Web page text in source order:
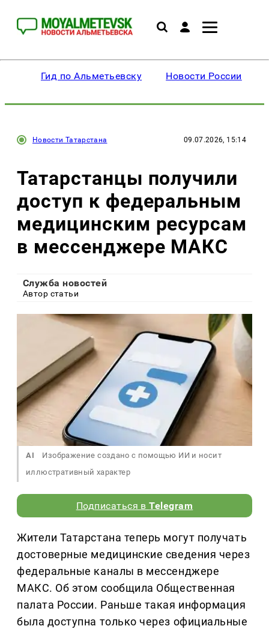
Гид по Альметьевску Новости России
Новости Татарстана 09.07.2026, 15:14
Татарстанцы получили
доступ к федеральным
медицинским ресурсам
в мессенджере МАКС
Служба новостей
Автор статьи
AI
Изображение создано с помощью ИИ и носит
иллюстративный характер
Подписаться вTelegram
Жители Татарстана теперь могут получать
достоверные медицинские сведения через
федеральные каналы в мессенджере
МАКС. Об этом сообщила Общественная
палата России. Раньше такая информация
была доступна только через официальные